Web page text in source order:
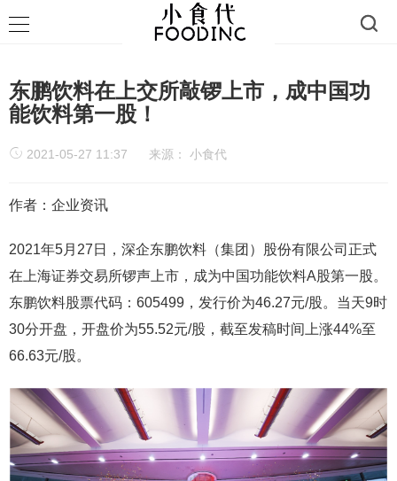
东鹏饮料在上交所敲锣上市，成中国功
能饮料第一股！
2021-05-27 11:37 来源： 小食代
作者：企业资讯
2021年5月27日，深企东鹏饮料（集团）股份有限公司正式
在上海证券交易所锣声上市，成为中国功能饮料A股第一股。
东鹏饮料股票代码：605499，发行价为46.27元/股。当天9时
30分开盘，开盘价为55.52元/股，截至发稿时间上涨44%至
66.63元/股。